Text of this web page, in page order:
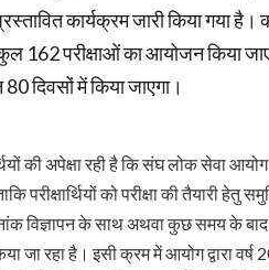
कार्यक्रम जारी किया गया
162 परीक्षाओं का आयोजन किया
दिवसों में किया जाएगा।
की अपेक्षा रही है कि संघ लोक सेवा
परीक्षार्थियों को परीक्षा की तैयारी
दिनांक विज्ञापन के साथ अथवा कुछ समय के
जा रहा है। इसी क्रम में आयोग द्वारा वर्ष